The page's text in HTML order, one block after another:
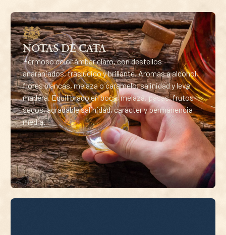
NOTAS DE CATA
Hermoso color ámbar claro, con destellos
anaranjados, traslúcido y brillante. Aromas a alcohol,
flores blancas, melaza o caramelo, salinidad y leve
madera. Equilibrado en boca, melaza, pasas, frutos
secos, agradable salinidad, carácter y permanencia
media.